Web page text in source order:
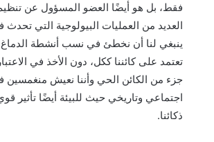
فقط، بل هو أيضًا العضو المسؤول عن
العديد من العمليات البيولوجية التي تحدث
ينبغي لنا أن نخطئ في نسب أنشطة الدماغ
تعتمد على كائننا ككل، دون الأخذ في
جزء من الكائن الحي وأننا نعيش
اجتماعي وتاريخي حيث للبيئة أيضًا تأثير
ذكائنا.